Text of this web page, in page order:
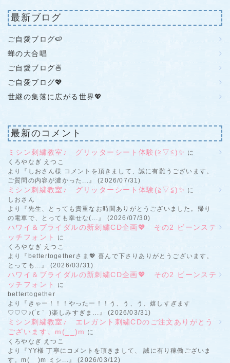
最新ブログ
ご自愛ブログ🍉
蝉の大合唱
ご自愛ブログ🍜
ご自愛ブログ💖
世継の集落に広がる世界💖
最新のコメント
ミシン刺繍教室♪ グリッターシート体験(≧▽≦)✨ に
くろやなぎ えつこ
より『しおさん様 コメントを頂きまして、誠に有難うございます。
ご質問の内容が濃かった...』 (2026/07/31)
ミシン刺繍教室♪ グリッターシート体験(≧▽≦)✨ に
しおさん
より『先生、とっても貴重なお時間ありがとうございました。帰り
の電車で、とっても幸せな(...』 (2026/07/30)
ハワイ＆ブライダルの新刺繍CD企画💖 その2 ビーンステ
ッチフォント
に
くろやなぎ えつこ
より『bettertogetherさま💖 喜んで下さりありがとうございます。
とっても...』 (2026/03/31)
ハワイ＆ブライダルの新刺繍CD企画💖 その2 ビーンステ
ッチフォント
に
bettertogether
より『きゃー！！！やったー！！う、う、う、嬉しすぎます
♡♡♡♪(´ε｀ )楽しみすぎま...』 (2026/03/31)
ミシン刺繍教室♪ エレガント刺繍CDのご注文ありがとう
ございます。m(__)m に
くろやなぎ えつこ
より『YY様 丁寧にコメントを頂きまして、 誠に有り稼働ございま
す。m(__)m ミシ...』 (2026/03/12)